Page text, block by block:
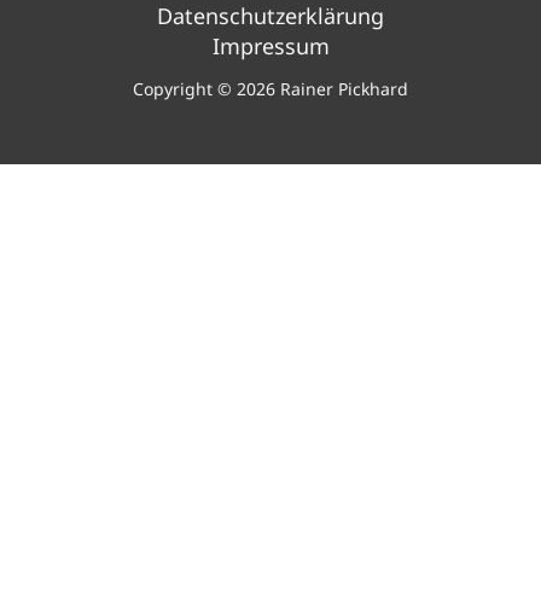
Datenschutzerklärung
Impressum
Copyright © 2026 Rainer Pickhard